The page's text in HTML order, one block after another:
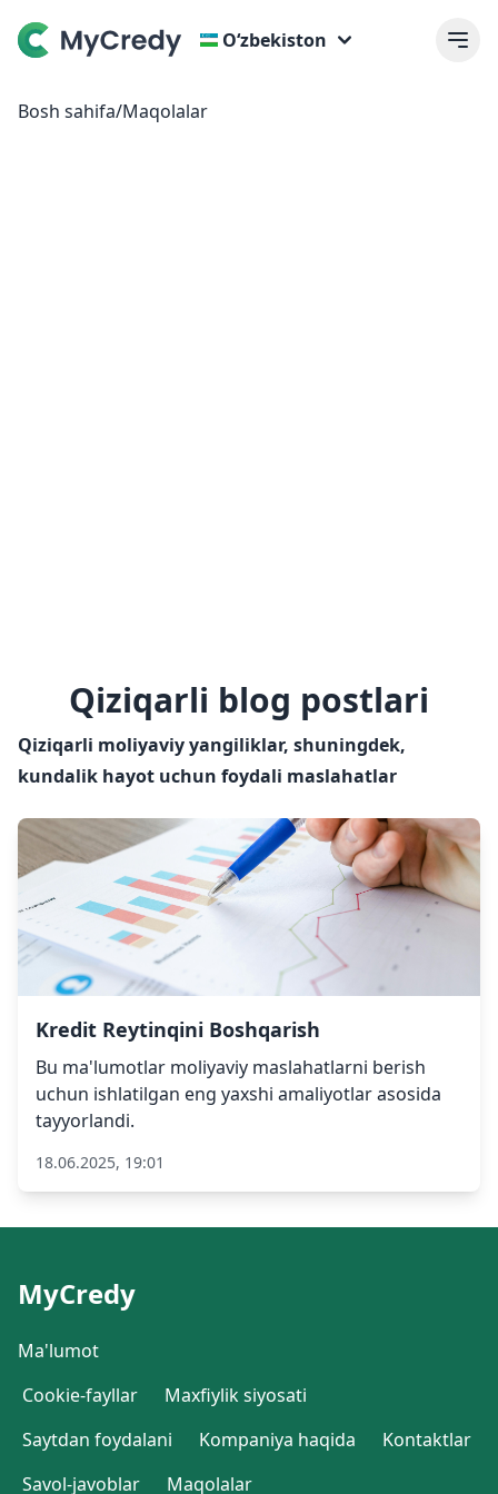
Oʻzbekiston
Bosh sahifa/Maqolalar
Qiziqarli blog postlari
Qiziqarli moliyaviy yangiliklar, shuningdek,
kundalik hayot uchun foydali maslahatlar
Kredit Reytinqini Boshqarish
Bu ma'lumotlar moliyaviy maslahatlarni berish
uchun ishlatilgan eng yaxshi amaliyotlar asosida
tayyorlandi.
18.06.2025, 19:01
MyCredy
Ma'lumot
Cookie-fayllar
Maxfiylik siyosati
Saytdan foydalani
Kompaniya haqida
Kontaktlar
Savol-javoblar
Maqolalar